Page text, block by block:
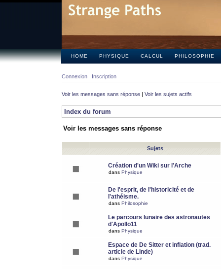
HOME PHYSIQUE CALCUL PHILOSOPHIE
Connexion Inscription
Voir les messages sans réponse | Voir les sujets actifs
Index du forum
Voir les messages sans réponse
Sujets
Création d'un Wiki sur l'Arche
dans Physique
De l'esprit, de l'historicité et de
l'athéisme.
dans Philosophie
Le parcours lunaire des astronautes
d'Apollo11
dans Physique
Espace de De Sitter et inflation (trad.
article de Linde)
dans Physique